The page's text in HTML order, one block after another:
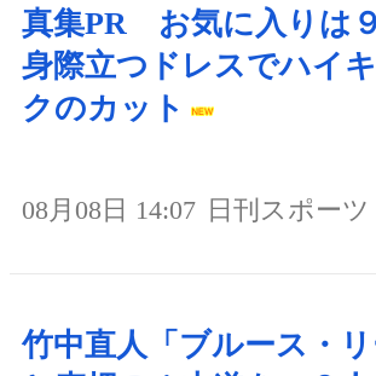
真集PR お気に入りは
身際立つドレスでハイ
クのカット
08月08日 14:07 日刊スポーツ
竹中直人「ブルース・